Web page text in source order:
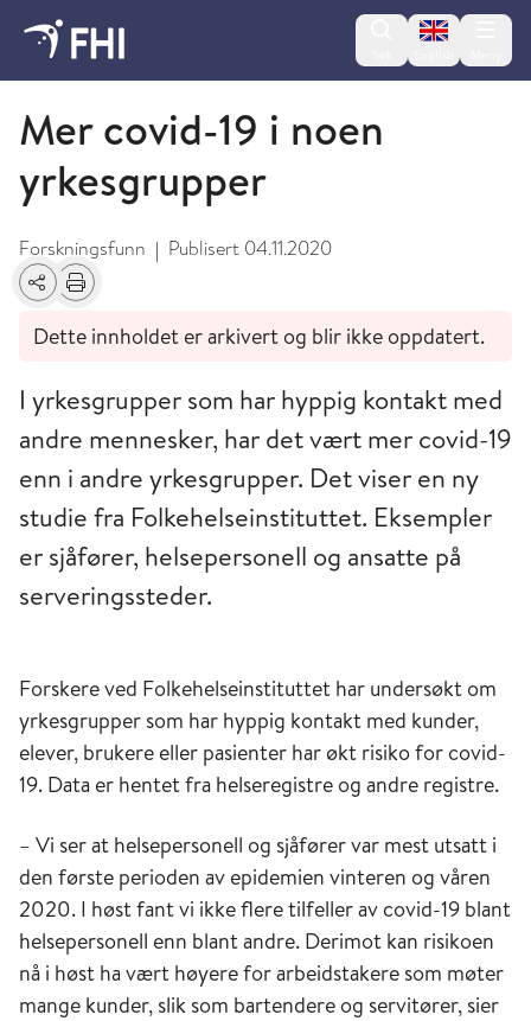
Change
November
Mer covid-19 i noen
yrkesgrupper
Forskningsfunn | Publisert 04.11.2020
Del Skriv ut
Dette innholdet er arkivert og blir ikke oppdatert.
I yrkesgrupper som har hyppig kontakt med
andre mennesker, har det vært mer covid-19
enn i andre yrkesgrupper. Det viser en ny
studie fra Folkehelseinstituttet. Eksempler
er sjåfører, helsepersonell og ansatte på
serveringssteder.
Forskere ved Folkehelseinstituttet har undersøkt om
yrkesgrupper som har hyppig kontakt med kunder,
elever, brukere eller pasienter har økt risiko for covid-
19. Data er hentet fra helseregistre og andre registre.
– Vi ser at helsepersonell og sjåfører var mest utsatt i
den første perioden av epidemien vinteren og våren
2020. I høst fant vi ikke flere tilfeller av covid-19 blant
helsepersonell enn blant andre. Derimot kan risikoen
nå i høst ha vært høyere for arbeidstakere som møter
mange kunder, slik som bartendere og servitører, sier